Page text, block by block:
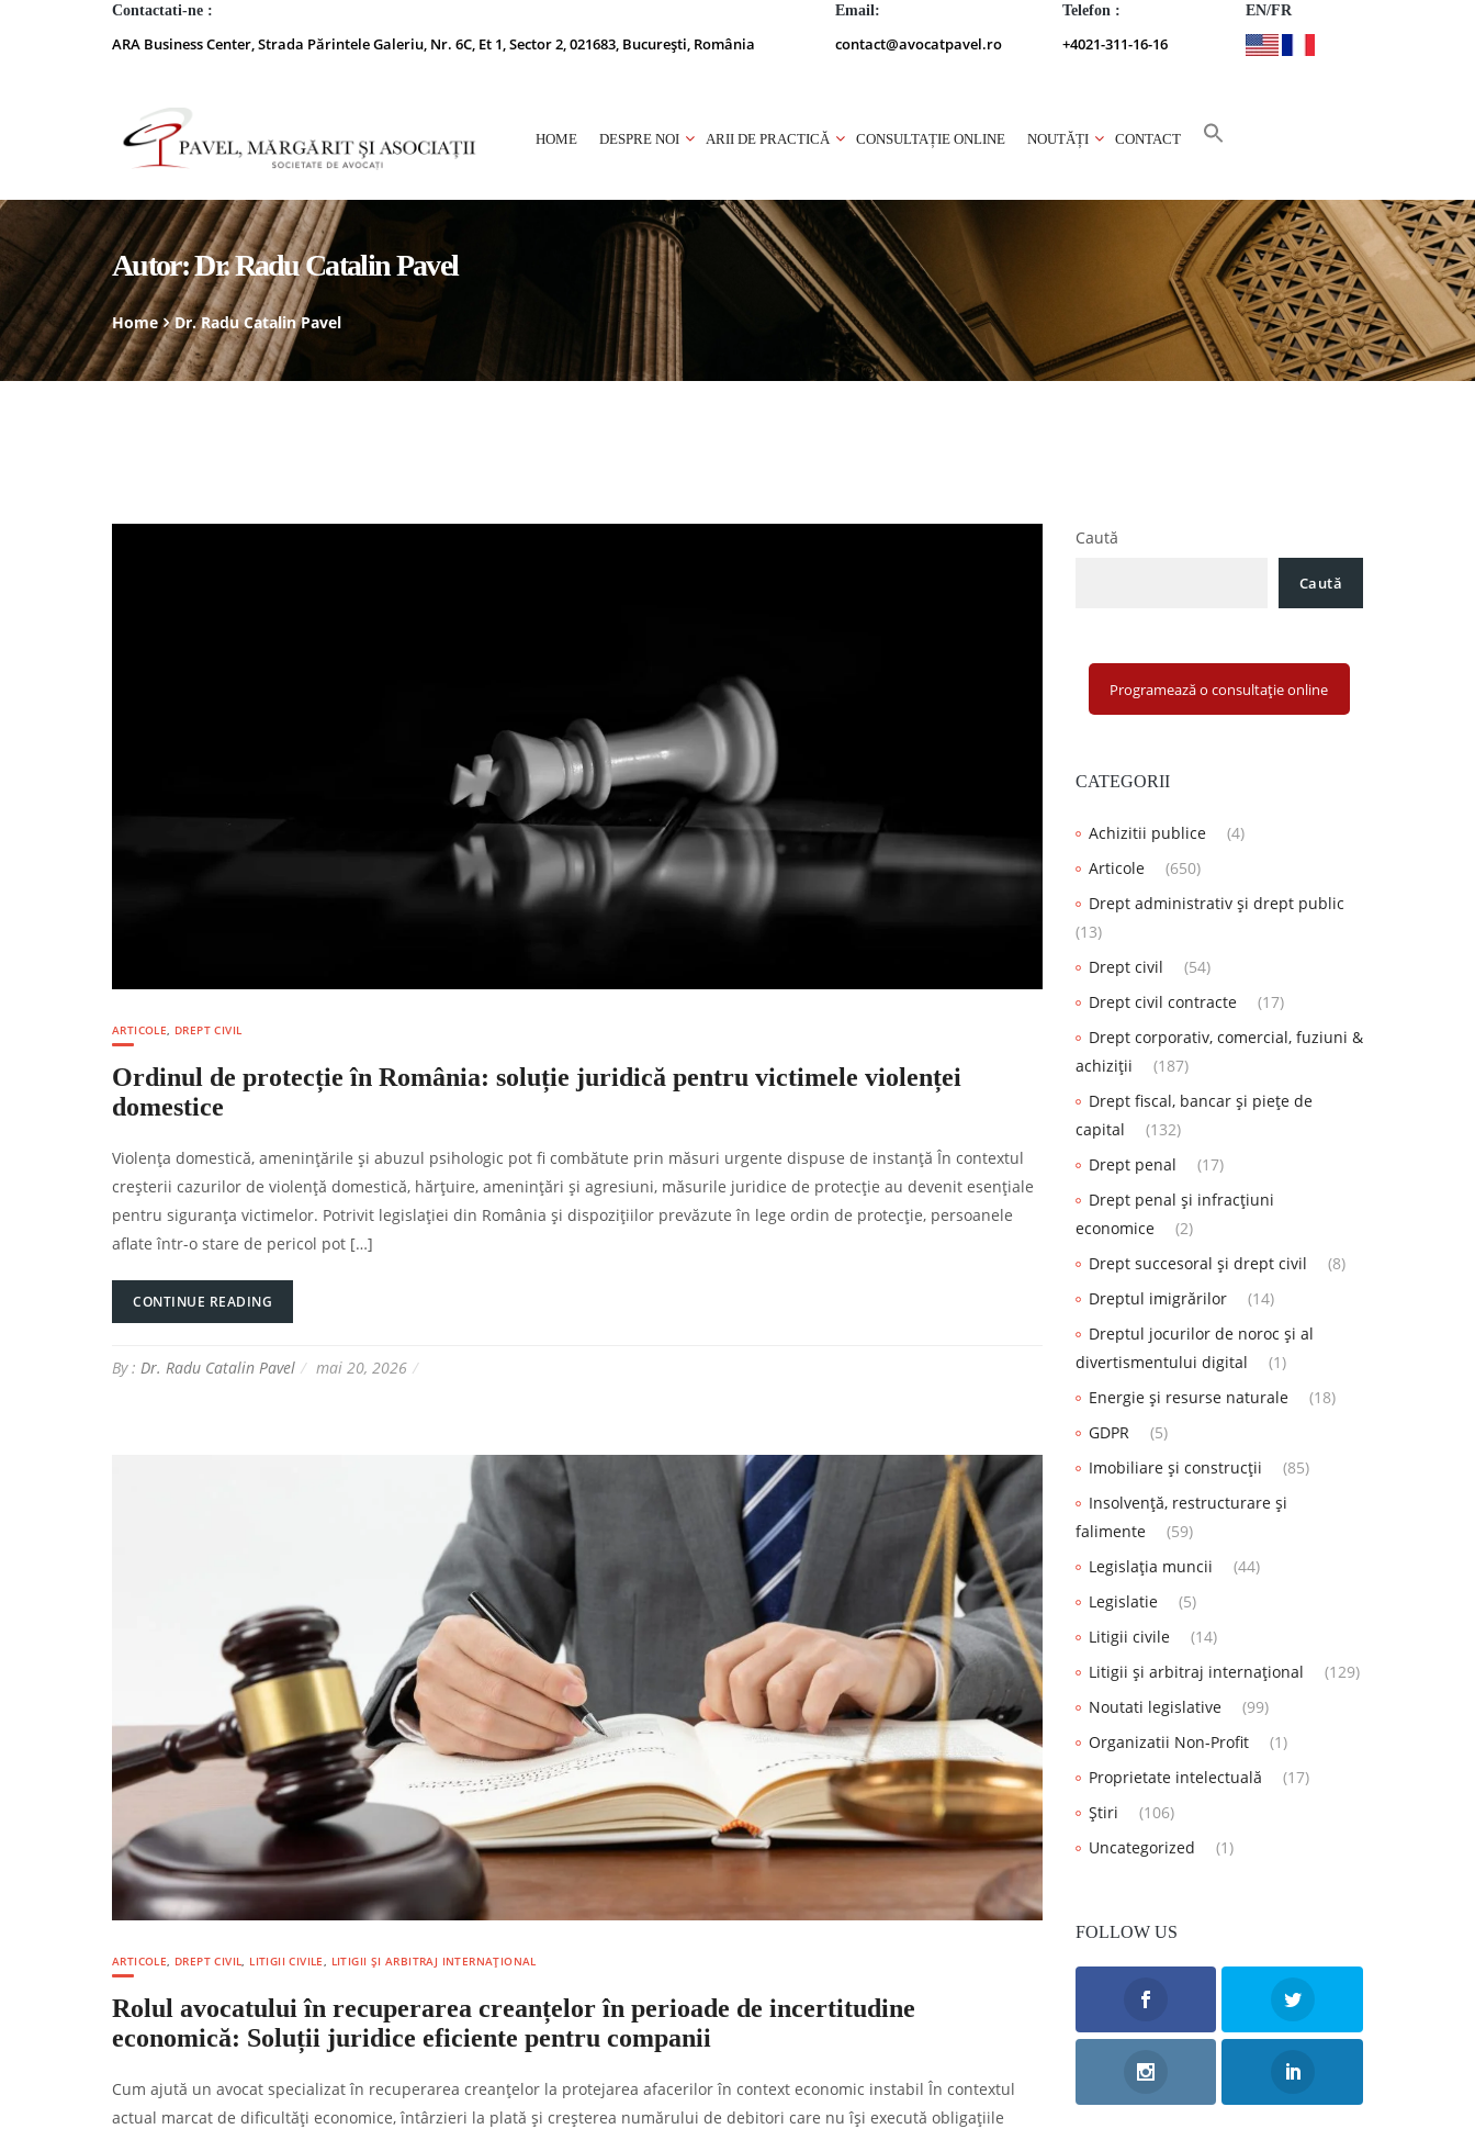
Contactati-ne :
ARA Business Center, Strada Părintele Galeriu, Nr. 6C, Et 1, Sector 2, 021683, București, România
Email:
contact@avocatpavel.ro
Telefon :
+4021-311-16-16
EN/FR
HOME DESPRE NOI ARII DE PRACTICĂ CONSULTAȚIE ONLINE NOUTĂȚI CONTACT
Autor:Dr. Radu Catalin Pavel
Home Dr. Radu Catalin Pavel
ARTICOLE DREPT CIVIL
Ordinul de protecție în România: soluție juridică pentru victimele violenței
domestice
Violența domestică, amenințările și abuzul psihologic pot fi combătute prin măsuri urgente dispuse de instanță În contextul
creșterii cazurilor de violență domestică, hărțuire, amenințări și agresiuni, măsurile juridice de protecție au devenit esențiale
pentru siguranța victimelor. Potrivit legislației din România și dispozițiilor prevăzute în lege ordin de protecție, persoanele
aflate într-o stare de pericol pot […]
CONTINUE READING
By : Dr. Radu Catalin Pavel mai 20, 2026
ARTICOLE DREPT CIVIL LITIGII CIVILE LITIGII ȘI ARBITRAJ INTERNAȚIONAL
Rolul avocatului în recuperarea creanțelor în perioade de incertitudine
economică: Soluții juridice eficiente pentru companii
Cum ajută un avocat specializat în recuperarea creanțelor la protejarea afacerilor în context economic instabil În contextul
actual marcat de dificultăți economice, întârzieri la plată și creșterea numărului de debitori care nu își execută obligațiile
Caută
Caută
Programează o consultație online
CATEGORII
Achizitii publice
(4)
Articole
(650)
Drept administrativ și drept public
(13)
Drept civil
(54)
Drept civil contracte
(17)
Drept corporativ, comercial, fuziuni &
achiziții
(187)
Drept fiscal, bancar și piețe de
capital
(132)
Drept penal
(17)
Drept penal și infracțiuni
economice
(2)
Drept succesoral și drept civil
(8)
Dreptul imigrărilor
(14)
Dreptul jocurilor de noroc și al
divertismentului digital
(1)
Energie și resurse naturale
(18)
GDPR
(5)
Imobiliare și construcții
(85)
Insolvență, restructurare și
falimente
(59)
Legislația muncii
(44)
Legislatie
(5)
Litigii civile
(14)
Litigii și arbitraj internațional
(129)
Noutati legislative
(99)
Organizatii Non-Profit
(1)
Proprietate intelectuală
(17)
Știri
(106)
Uncategorized
(1)
FOLLOW US